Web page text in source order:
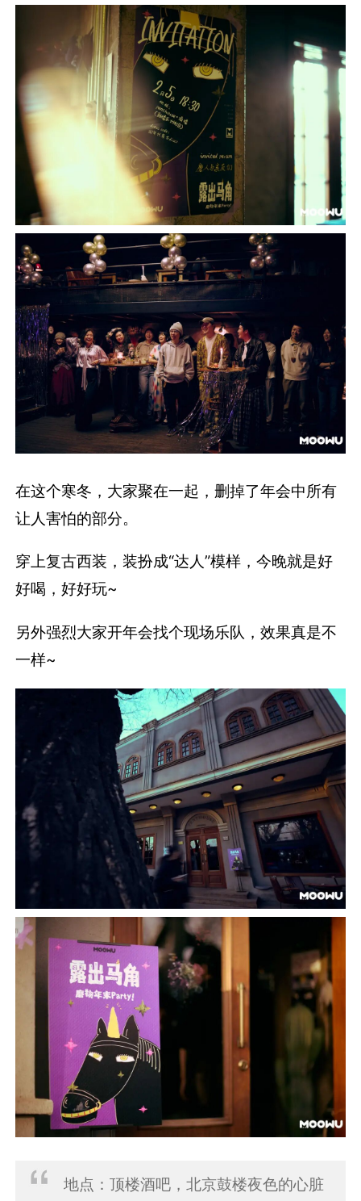
在这个寒冬，大家聚在一起，删掉了年会中所有
让人害怕的部分。
穿上复古西装，装扮成“达人”模样，今晚就是好
好喝，好好玩~
另外强烈大家开年会找个现场乐队，效果真是不
一样~
地点：顶楼酒吧，北京鼓楼夜色的心脏